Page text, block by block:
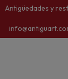
Antigüedades y